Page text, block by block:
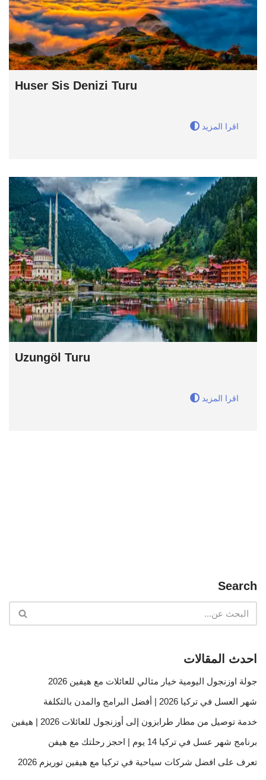
Huser Sis Denizi Turu
اقرا المزيد
Uzungöl Turu
اقرا المزيد
Search
احدث المقالات
جولة اوزنجول اليومية خيار مثالي للعائلات مع هيفين 2026
شهر العسل في تركيا 2026 | أفضل البرامج والمدن بالتكلفة
خدمة توصيل من مطار طرابزون إلى أوزنجول للعائلات 2026 | هيفين
برنامج شهر عسل في تركيا 14 يوم | احجز رحلتك مع هيفن
تعرف على افضل شركات سياحية في تركيا مع هيفين توريزم 2026